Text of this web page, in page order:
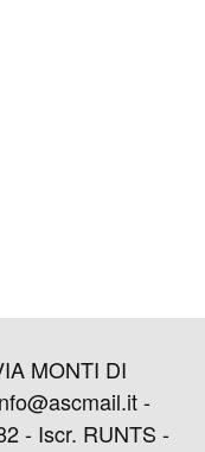
MONTI DI
-
- Iscr. RUNTS -